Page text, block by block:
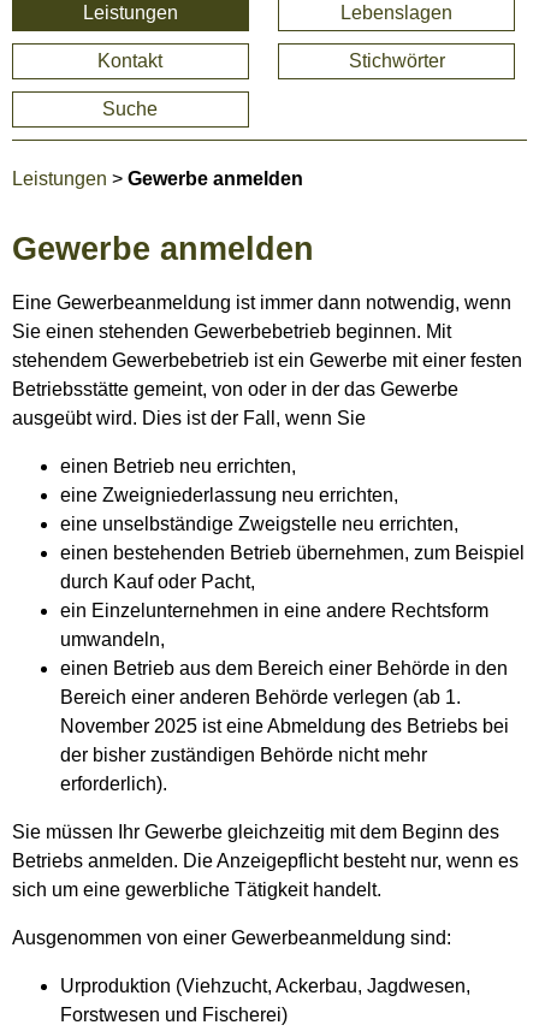
Leistungen Lebenslagen
Kontakt Stichwörter
Suche
Leistungen > Gewerbe anmelden
Gewerbe anmelden
Eine Gewerbeanmeldung ist immer dann notwendig, wenn
Sie einen stehenden Gewerbebetrieb beginnen. Mit
stehendem Gewerbebetrieb ist ein Gewerbe mit einer festen
Betriebsstätte gemeint, von oder in der das Gewerbe
ausgeübt wird. Dies ist der Fall, wenn Sie
einen Betrieb neu errichten,
eine Zweigniederlassung neu errichten,
eine unselbständige Zweigstelle neu errichten,
einen bestehenden Betrieb übernehmen, zum Beispiel
durch Kauf oder Pacht,
ein Einzelunternehmen in eine andere Rechtsform
umwandeln,
einen Betrieb aus dem Bereich einer Behörde in den
Bereich einer anderen Behörde verlegen (ab 1.
November 2025 ist eine Abmeldung des Betriebs bei
der bisher zuständigen Behörde nicht mehr
erforderlich).
Sie müssen Ihr Gewerbe gleichzeitig mit dem Beginn des
Betriebs anmelden. Die Anzeigepflicht besteht nur, wenn es
sich um eine gewerbliche Tätigkeit handelt.
Ausgenommen von einer Gewerbeanmeldung sind:
Urproduktion (Viehzucht, Ackerbau, Jagdwesen,
Forstwesen und Fischerei)